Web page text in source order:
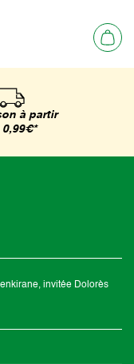
à partir
0,99€*
invitée Dolorès